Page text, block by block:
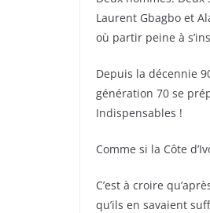
Laurent Gbagbo et
où partir peine à
Depuis la décennie
génération 70 se
Indispensables !
Comme si la Côte
C’est à croire
qu’ils en savaient